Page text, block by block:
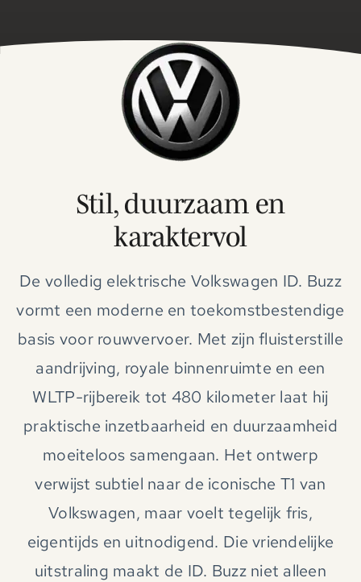
Stil, duurzaam en
karaktervol
De volledig elektrische Volkswagen ID. Buzz
vormt een moderne en toekomstbestendige
basis voor rouwvervoer. Met zijn fluisterstille
aandrijving, royale binnenruimte en een
WLTP-rijbereik tot 480 kilometer laat hij
praktische inzetbaarheid en duurzaamheid
moeiteloos samengaan. Het ontwerp
verwijst subtiel naar de iconische T1 van
Volkswagen, maar voelt tegelijk fris,
eigentijds en uitnodigend. Die vriendelijke
uitstraling maakt de ID. Buzz niet alleen